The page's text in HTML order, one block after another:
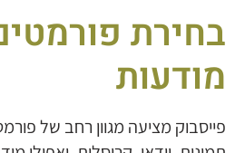
בחירת
מודעות
פייסבוק מציעה מגוון רחב של